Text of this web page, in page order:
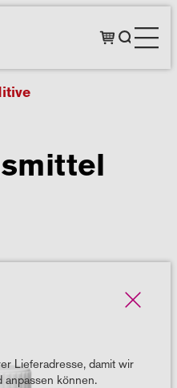
Lieferadresse, damit wir
können.